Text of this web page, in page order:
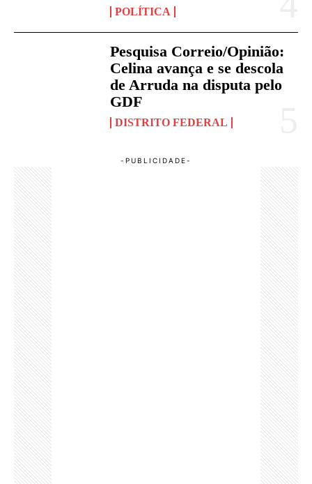
POLÍTICA
Pesquisa Correio/Opinião:
Celina avança e se descola
de Arruda na disputa pelo
GDF
DISTRITO FEDERAL